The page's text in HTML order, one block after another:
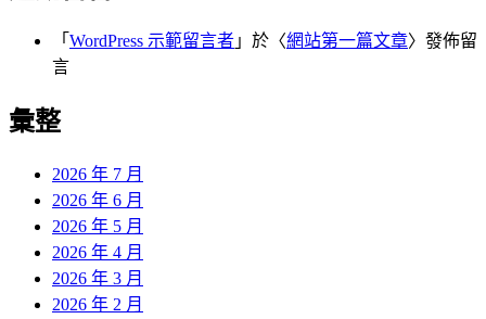
「 WordPress 示範留言者 」於〈網站第一篇文章〉發佈留
言
彙整
2026 年 7 月
2026 年 6 月
2026 年 5 月
2026 年 4 月
2026 年 3 月
2026 年 2 月